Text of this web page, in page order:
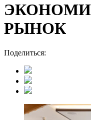
РЫНОК
Поделиться: